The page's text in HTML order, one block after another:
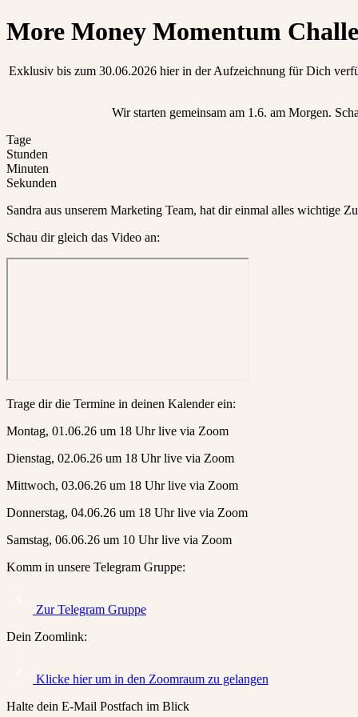
More Money Momentum
Exklusiv bis zum 30.06.2026 hier in der Aufzeichnung für Dich
Wir starten gemeinsam am 1.6. am Morgen.
Tage
Stunden
Minuten
Sekunden
Sandra aus unserem Marketing Team, hat dir einmal alles wichtige
Schau dir gleich das Video an:
Trage dir die Termine in deinen Kalender ein:
Montag, 01.06.26 um 18 Uhr live via Zoom
Dienstag, 02.06.26 um 18 Uhr live via Zoom
Mittwoch, 03.06.26 um 18 Uhr live via Zoom
Donnerstag, 04.06.26 um 18 Uhr live via Zoom
Samstag, 06.06.26 um 10 Uhr live via Zoom
Komm in unsere Telegram Gruppe:
Zur Telegram Gruppe
Dein Zoomlink:
Klicke hier um in den Zoomraum zu gelangen
Halte dein E-Mail Postfach im Blick